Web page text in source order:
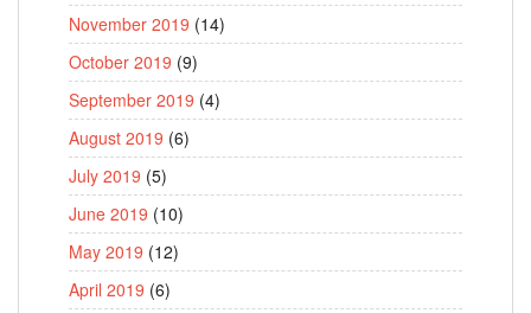
November 2019 (14)
October 2019 (9)
September 2019 (4)
August 2019 (6)
July 2019 (5)
June 2019 (10)
May 2019 (12)
April 2019 (6)